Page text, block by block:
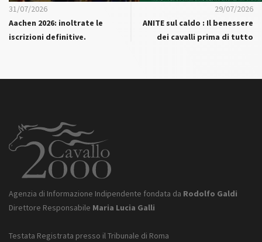
31/07/2026
Aachen 2026: inoltrate le
iscrizioni definitive.
29/07/2026
ANITE sul caldo : Il benessere
dei cavalli prima di tutto
Agenzia di Informazione Indipendente fondata da Rodolfo Galdi
Direttore Responsabile Maria Lucia Galli
Testata Registrata presso il Tribunale di Roma